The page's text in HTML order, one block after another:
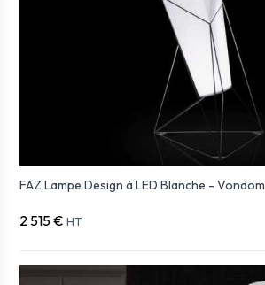
FAZ Lampe Design à LED Blanche - Vondom
2 515 € HT